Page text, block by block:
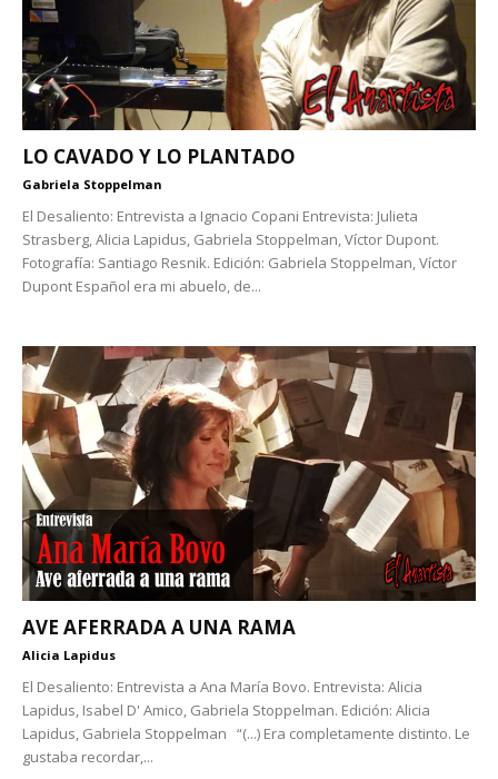
LO CAVADO Y LO PLANTADO
Gabriela Stoppelman
El Desaliento: Entrevista a Ignacio Copani Entrevista: Julieta
Strasberg, Alicia Lapidus, Gabriela Stoppelman, Víctor Dupont.
Fotografía: Santiago Resnik. Edición: Gabriela Stoppelman, Víctor
Dupont Español era mi abuelo, de...
AVE AFERRADA A UNA RAMA
Alicia Lapidus
El Desaliento: Entrevista a Ana María Bovo. Entrevista: Alicia
Lapidus, Isabel D' Amico, Gabriela Stoppelman. Edición: Alicia
Lapidus, Gabriela Stoppelman “(...) Era completamente distinto. Le
gustaba recordar,...